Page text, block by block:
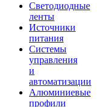
Светодиодные
ленты
Источники
питания
Системы
управления
и
автоматизации
Алюминиевые
профили